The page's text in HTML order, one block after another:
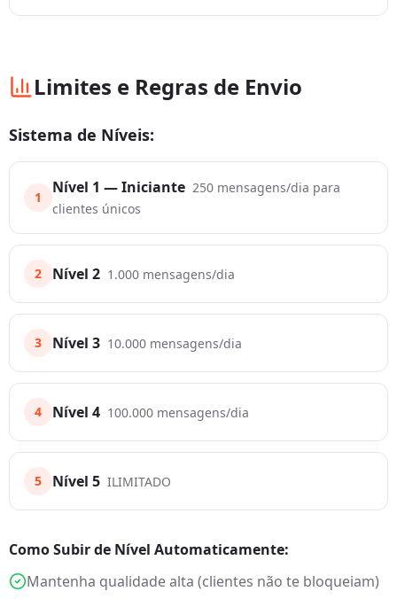
Limites e Regras de Envio
Sistema de Níveis:
1
Nível 1 — Iniciante 250 mensagens/dia para
clientes únicos
2 Nível 2 1.000 mensagens/dia
3 Nível 3 10.000 mensagens/dia
4 Nível 4 100.000 mensagens/dia
5 Nível 5 ILIMITADO
Como Subir de Nível Automaticamente:
Mantenha qualidade alta (clientes não te bloqueiam)